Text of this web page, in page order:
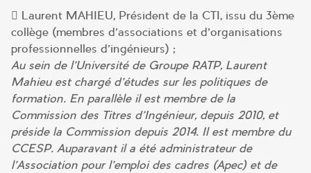
 Laurent MAHIEU, Président de la CTI, issu du 3ème
collège (membres d’associations et d’organisations
professionnelles d’ingénieurs) ;
Au sein de l’Université de Groupe RATP, Laurent
Mahieu est chargé d’études sur les politiques de
formation. En parallèle il est membre de la
Commission des Titres d’Ingénieur, depuis 2010, et
préside la Commission depuis 2014. Il est membre du
CCESP. Auparavant il a été administrateur de
l’Association pour l’emploi des cadres (Apec) et de